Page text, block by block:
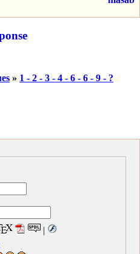
» 1 - 2 - 3 - 4 - 6 - 6 - 9 - ?
|